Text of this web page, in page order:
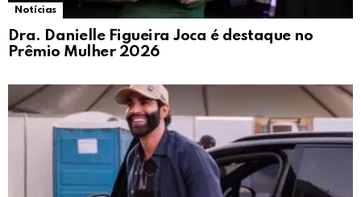
Notícias
Dra. Danielle Figueira Joca é destaque no
Prêmio Mulher 2026